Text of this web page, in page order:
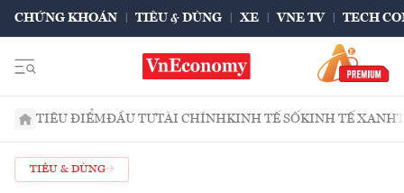
CHỨNG KHOÁN TIÊU & DÙNG XE VNE TV TECH
TIÊU ĐIỂMĐẦU TƯTÀI CHÍNHKINH TẾ SỐKINH TẾ XANH
TIÊU & DÙNG